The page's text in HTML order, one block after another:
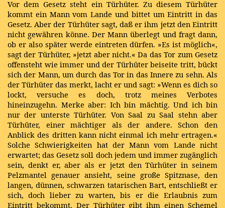
Vor dem Gesetz steht ein Türhüter. Zu diesem Türhüter
kommt ein Mann vom Lande und bittet um Eintritt in das
Gesetz. Aber der Türhüter sagt, daß er ihm jetzt den Eintritt
nicht gewähren könne. Der Mann überlegt und fragt dann,
ob er also später werde eintreten dürfen. »Es ist möglich«,
sagt der Türhüter, »jetzt aber nicht.« Da das Tor zum Gesetz
offensteht wie immer und der Türhüter beiseite tritt, bückt
sich der Mann, um durch das Tor in das Innere zu sehn. Als
der Türhüter das merkt, lacht er und sagt: »Wenn es dich so
lockt, versuche es doch, trotz meines Verbotes
hineinzugehn. Merke aber: Ich bin mächtig. Und ich bin
nur der unterste Türhüter. Von Saal zu Saal stehn aber
Türhüter, einer mächtiger als der andere. Schon den
Anblick des dritten kann nicht einmal ich mehr ertragen.«
Solche Schwierigkeiten hat der Mann vom Lande nicht
erwartet; das Gesetz soll doch jedem und immer zugänglich
sein, denkt er, aber als er jetzt den Türhüter in seinem
Pelzmantel genauer ansieht, seine große Spitznase, den
langen, dünnen, schwarzen tatarischen Bart, entschließt er
sich, doch lieber zu warten, bis er die Erlaubnis zum
Eintritt bekommt. Der Türhüter gibt ihm einen Schemel